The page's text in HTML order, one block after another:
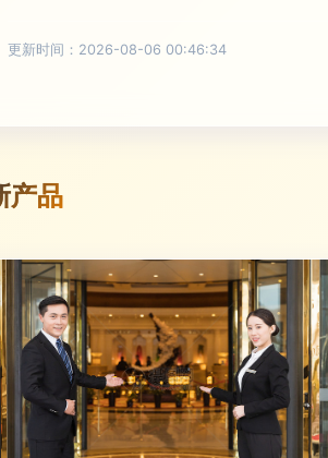
更新时间：2026-08-06 00:46:34
产品